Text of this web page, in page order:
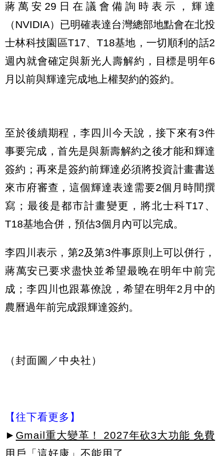
蔣萬安29日在議會備詢時表示，輝達
（NVIDIA）已明確表達台灣總部地點會在北投
士林科技園區T17、T18基地，一切順利的話2
週內就會確定與新光人壽解約，目標是明年6
月以前與輝達完成地上權契約的簽約。
至於後續期程，李四川今天說，接下來有3件
事要完成，首先是與新壽解約之後才能和輝達
簽約；再來是簽約前輝達必須將投資計畫書送
來市府審查，這個輝達表達需要2個月時間撰
寫；最後是都市計畫變更，將北士科T17、
T18基地合併，預估3個月內可以完成。
李四川表示，第2及第3件事原則上可以併行，
蔣萬安已要求盡快並希望最晚在明年中前完
成；李四川也跟幕僚說，希望在明年2月中的
農曆過年前完成跟輝達簽約。
（封面圖／中央社）
【往下看更多】
► Gmail重大變革！ 2027年砍3大功能 免費
用戶「這好康」不能用了